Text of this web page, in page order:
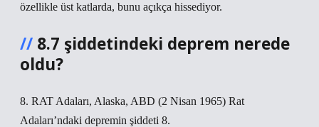
özellikle üst katlarda, bunu açıkça hissediyor.
8.7 şiddetindeki deprem nerede
oldu?
8. RAT Adaları, Alaska, ABD (2 Nisan 1965) Rat
Adaları’ndaki depremin şiddeti 8.